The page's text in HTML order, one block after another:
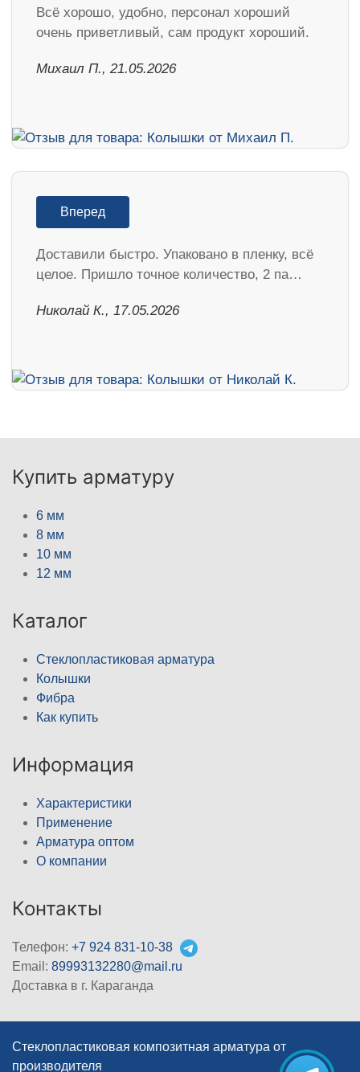
Всё хорошо, удобно, персонал хороший
очень приветливый, сам продукт хороший.
Михаил П., 21.05.2026
Вперед
Доставили быстро. Упаковано в пленку, всё
целое. Пришло точное количество, 2 па…
Николай К., 17.05.2026
Купить арматуру
6 мм
8 мм
10 мм
12 мм
Каталог
Стеклопластиковая арматура
Колышки
Фибра
Как купить
Информация
Характеристики
Применение
Арматура оптом
О компании
Контакты
Телефон: +7 924 831-10-38
Email: 89993132280@mail.ru
Доставка в г. Караганда
Стеклопластиковая композитная арматура от
производителя